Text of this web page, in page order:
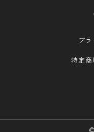
プ
特定